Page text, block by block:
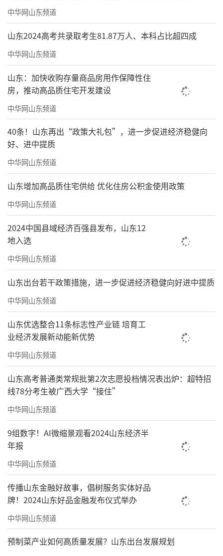
中华网山东频道
山东2024高考共录取考生81.87万人、本科占比超四成
中华网山东频道
山东：加快收购存量商品房用作保障性住
房，推动高品质住宅开发建设
中华网山东频道
40条！山东再出“政策大礼包”，进一步促进经济稳健向
好、进中提质
中华网山东频道
山东增加高品质住宅供给 优化住房公积金使用政策
中华网山东频道
2024中国县域经济百强县发布，山东12
地入选
中华网山东频道
山东出台若干政策措施，进一步促进经济稳健向好进中提质
中华网山东频道
山东优选整合11条标志性产业链 培育工
业经济发展新动能新优势
中华网山东频道
山东高考普通类常规批第2次志愿投档情况表出炉：超特招
线78分考生被广西大学“接住”
中华网山东频道
9组数字！AI微缩景观看2024山东经济半
年报
中华网山东频道
传播山东金融好故事，倡树服务实体好品
牌！2024山东好品金融发布仪式举办
中华网山东频道
预制菜产业如何高质量发展？山东出台发展规划